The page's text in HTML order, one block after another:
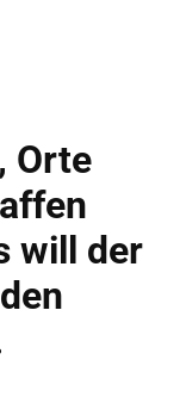
Orte
will der